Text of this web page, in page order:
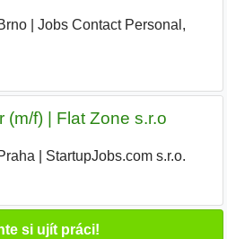
|
Jobs Contact Personal,
(m/f) | Flat Zone s.r.o
StartupJobs.com s.r.o.
si ujít práci!